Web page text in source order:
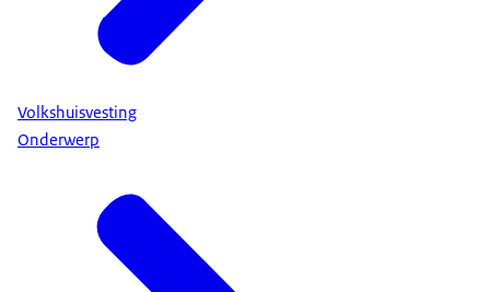
Volkshuisvesting
Onderwerp